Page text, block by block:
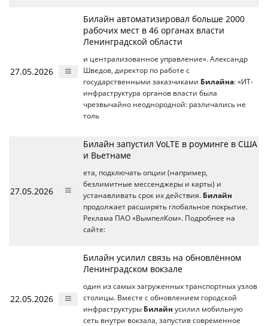
27.05.2026
Билайн автоматизировал больше 2000
рабочих мест в 46 органах власти
Ленинградской области
и централизованное управление». Александр
Шведов, директор по работе с
государственными заказчиками Билайна: «ИТ-
инфраструктура органов власти была
чрезвычайно неоднородной: различались не
толь
27.05.2026
Билайн запустил VoLTE в роуминге в США
и Вьетнаме
ета, подключать опции (например,
безлимитные мессенджеры и карты) и
устанавливать срок их действия. Билайн
продолжает расширять глобальное покрытие.
Реклама ПАО «ВымпелКом». Подробнее на
сайте:
22.05.2026
Билайн усилил связь на обновлённом
Ленинградском вокзале
один из самых загруженных транспортных узлов
столицы. Вместе с обновлением городской
инфраструктуры Билайн усилил мобильную
сеть внутри вокзала, запустив современное